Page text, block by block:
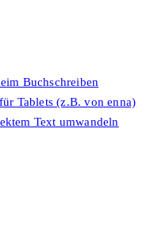
Buchschreiben
Tablets (z.B. von enna)
Text umwandeln